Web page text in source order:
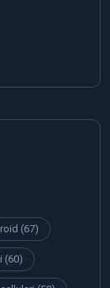
(67)
(60)